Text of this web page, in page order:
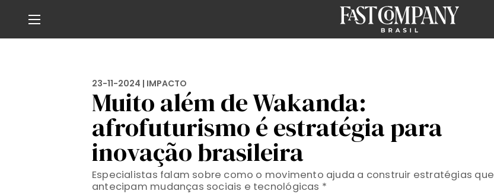
23-11-2024 | IMPACTO
Muito além de Wakanda:
afrofuturismo é estratégia para
inovação brasileira
Especialistas falam sobre como o movimento ajuda a construir estratégias que
antecipam mudanças sociais e tecnológicas *